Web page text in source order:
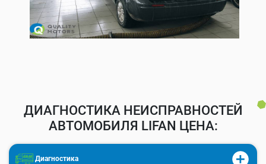
ДИАГНОСТИКА НЕИСПРАВНОСТЕЙ
АВТОМОБИЛЯ LIFAN ЦЕНА:
Диагностика